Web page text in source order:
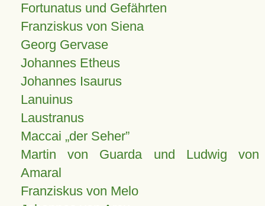
Fortunatus und Gefährten
Franziskus von Siena
Georg Gervase
Johannes Etheus
Johannes Isaurus
Lanuinus
Laustranus
Maccai „der Seher”
Martin von Guarda und Ludwig von
Amaral
Franziskus von Melo